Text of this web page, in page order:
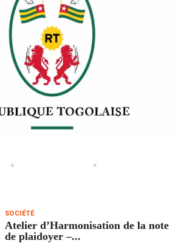
SOCIÉTÉ
Atelier d’Harmonisation de la note
de plaidoyer –...